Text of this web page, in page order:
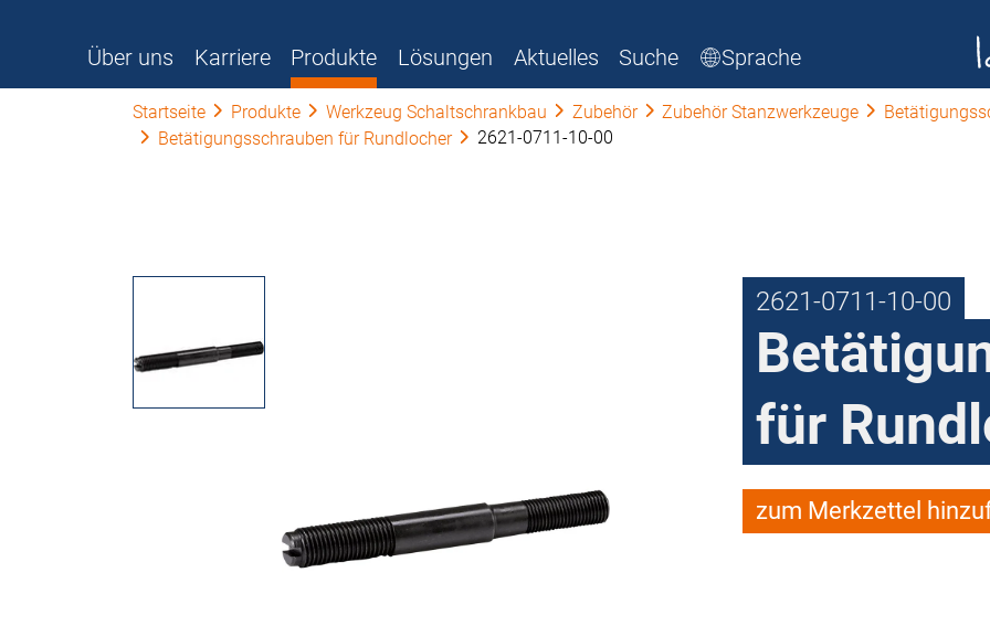
Über uns Karriere Produkte Lösungen Aktuelles Suche Sprache
Startseite Produkte Werkzeug Schaltschrankbau Zubehör Zubehör Stanzwerkzeuge
Betätigungsschrauben für Rundlocher
2621-0711-10-00
2621-0711-10-00
für
zum Merkzettel